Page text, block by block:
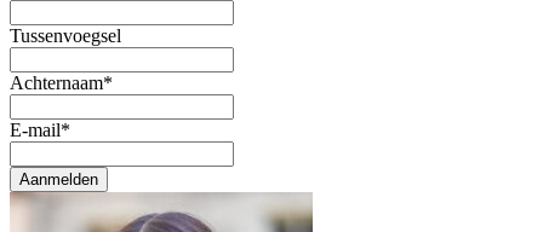
Tussenvoegsel
Achternaam*
E-mail*
Aanmelden